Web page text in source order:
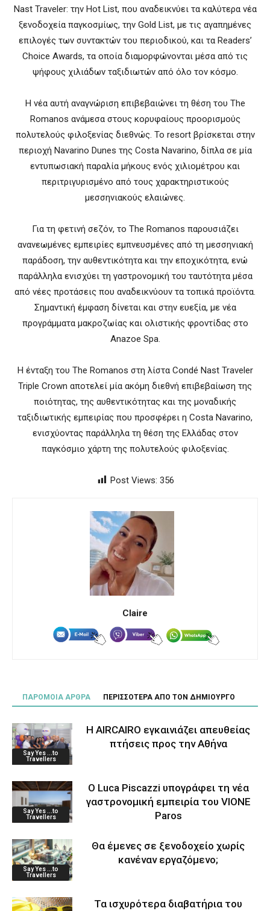
Nast Traveler: την Hot List, που αναδεικνύει τα καλύτερα νέα
ξενοδοχεία παγκοσμίως, την Gold List, με τις αγαπημένες
επιλογές των συντακτών του περιοδικού, και τα Readers’
Choice Awards, τα οποία διαμορφώνονται μέσα από τις
ψήφους χιλιάδων ταξιδιωτών από όλο τον κόσμο.
Η νέα αυτή αναγνώριση επιβεβαιώνει τη θέση του The
Romanos ανάμεσα στους κορυφαίους προορισμούς
πολυτελούς φιλοξενίας διεθνώς. Το resort βρίσκεται στην
περιοχή Navarino Dunes της Costa Navarino, δίπλα σε μία
εντυπωσιακή παραλία μήκους ενός χιλιομέτρου και
περιτριγυρισμένο από τους χαρακτηριστικούς
μεσσηνιακούς ελαιώνες.
Για τη φετινή σεζόν, το The Romanos παρουσιάζει
ανανεωμένες εμπειρίες εμπνευσμένες από τη μεσσηνιακή
παράδοση, την αυθεντικότητα και την εποχικότητα, ενώ
παράλληλα ενισχύει τη γαστρονομική του ταυτότητα μέσα
από νέες προτάσεις που αναδεικνύουν τα τοπικά προϊόντα.
Σημαντική έμφαση δίνεται και στην ευεξία, με νέα
προγράμματα μακροζωίας και ολιστικής φροντίδας στο
Anazoe Spa.
Η ένταξη του The Romanos στη λίστα Condé Nast Traveler
Triple Crown αποτελεί μία ακόμη διεθνή επιβεβαίωση της
ποιότητας, της αυθεντικότητας και της μοναδικής
ταξιδιωτικής εμπειρίας που προσφέρει η Costa Navarino,
ενισχύοντας παράλληλα τη θέση της Ελλάδας στον
παγκόσμιο χάρτη της πολυτελούς φιλοξενίας.
Post Views: 356
Claire
ΠΑΡΟΜΟΙΑ ΑΡΘΡΑ ΠΕΡΙΣΣΟΤΕΡΑ ΑΠΟ ΤΟΝ ΔΗΜΙΟΥΡΓΟ
Say Yes ...to
Travellers
Η AIRCAIRO εγκαινιάζει απευθείας
πτήσεις προς την Αθήνα
Say Yes ...to
Travellers
Ο Luca Piscazzi υπογράφει τη νέα
γαστρονομική εμπειρία του VIONE
Paros
Say Yes ...to
Travellers
Θα έμενες σε ξενοδοχείο χωρίς
κανέναν εργαζόμενο;
Τα ισχυρότερα διαβατήρια του